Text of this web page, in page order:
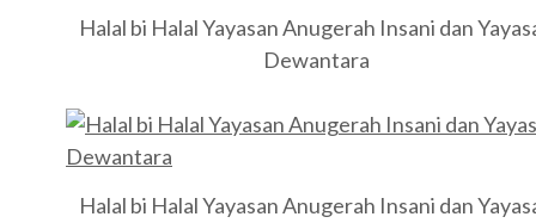
Halal bi Halal Yayasan Anugerah Insani dan
Dewantara
Halal bi Halal Yayasan Anugerah Insani dan